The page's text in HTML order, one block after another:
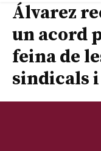
Álvarez
un acord
feina de
sindicals